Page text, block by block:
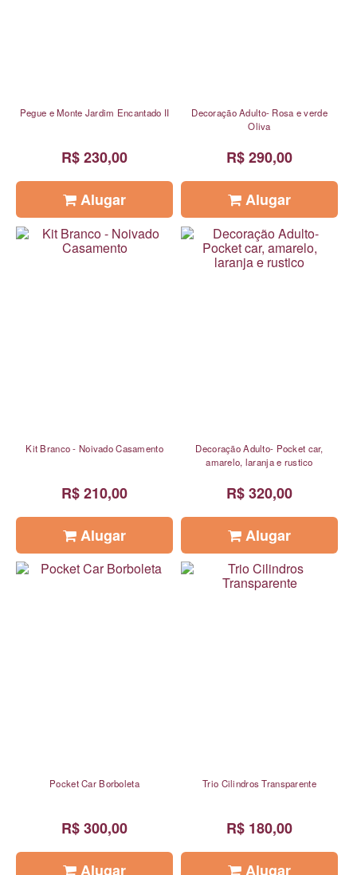
Pegue e Monte Jardim Encantado II
R$ 230,00
Alugar
Decoração Adulto- Rosa e verde
Oliva
R$ 290,00
Alugar
Kit Branco - Noivado Casamento
R$ 210,00
Alugar
Decoração Adulto- Pocket car,
amarelo, laranja e rustico
R$ 320,00
Alugar
Pocket Car Borboleta
R$ 300,00
Alugar
Trio Cilindros Transparente
R$ 180,00
Alugar